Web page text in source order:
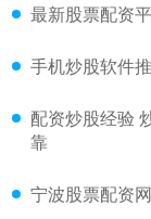
最新股票配资
手机炒股软件
配资炒股经验
靠
宁波股票配资